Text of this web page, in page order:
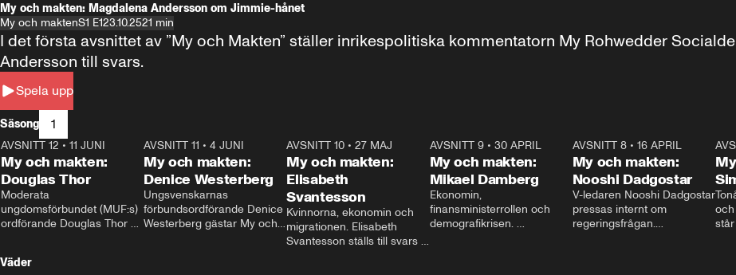
My och makten: Magdalena Andersson om Jimmie-hånet
My och maktenS1 E123.10.2521 min
Spela upp
I det första avsnittet av ”My och Makten” ställer inrikespolitiska kommentatorn My Rohwedder
Andersson till svars.
Säsong 1
26:27
AVSNITT 12 • 11 JUNI
My och makten:
Douglas Thor
Moderata
ungdomsförbundet (MUF:s)
ordförande Douglas Thor
tonårsutvisningarna och hur
23:40
AVSNITT 11 •4 JUNI
My och makten:
Denice Westerberg
Ungsvenskarnas
förbundsordförande Denice
Westerberg gästar My och
AVSNITT 10 •27 MAJ
My och makten:
Elisabeth
Svantesson
Kvinnorna, ekonomin och
migrationen. Elisabeth
Svantesson ställs till svars
AVSNITT 9• 30 APRIL
My och makten:
Mikael Damberg
Ekonomin,
finansministerrollen och
demografikrisen.
AVSNITT 8• 16 APRIL
My och makten:
Nooshi Dadgostar
V-ledaren Nooshi Dadgostar
pressas internt om
regeringsfrågan.
Väder